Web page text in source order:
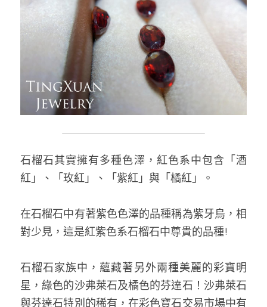
石榴石其實擁有多種色澤，紅色系中包含「酒
紅」、「玫紅」、「紫紅」與「橘紅」。
在石榴石中有著紫色色澤的品種稱為紫牙烏，相
對少見，這是紅紫色系石榴石中尊貴的品種!
石榴石家族中，蘊藏著另外兩種美麗的彩寶明
星，綠色的沙弗萊石及橘色的芬達石！沙弗萊石